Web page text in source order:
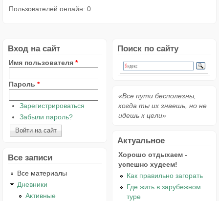
Пользователей онлайн: 0.
Вход на сайт
Имя пользователя *
Пароль *
Зарегистрироваться
Забыли пароль?
Все записи
Все материалы
Дневники
Активные
Поиск по сайту
«Все пути бесполезны,
когда ты их знаешь, но не
идешь к цели»
Актуальное
Хорошо отдыхаем -
успешно худеем!
Как правильно загорать
Где жить в зарубежном
туре